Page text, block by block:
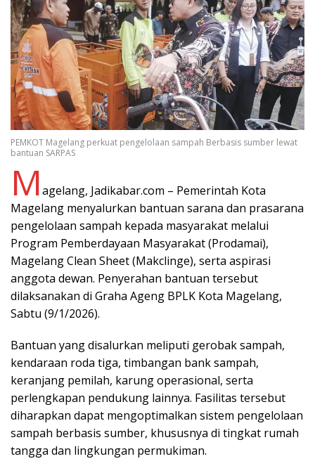
PEMKOT Magelang perkuat pengelolaan sampah Berbasis sumber lewat
bantuan SARPAS
Magelang, Jadikabar.com – Pemerintah Kota
Magelang menyalurkan bantuan sarana dan prasarana
pengelolaan sampah kepada masyarakat melalui
Program Pemberdayaan Masyarakat (Prodamai),
Magelang Clean Sheet (Makclinge), serta aspirasi
anggota dewan. Penyerahan bantuan tersebut
dilaksanakan di Graha Ageng BPLK Kota Magelang,
Sabtu (9/1/2026).
Bantuan yang disalurkan meliputi gerobak sampah,
kendaraan roda tiga, timbangan bank sampah,
keranjang pemilah, karung operasional, serta
perlengkapan pendukung lainnya. Fasilitas tersebut
diharapkan dapat mengoptimalkan sistem pengelolaan
sampah berbasis sumber, khususnya di tingkat rumah
tangga dan lingkungan permukiman.